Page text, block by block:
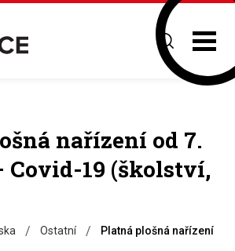
nařízení od 7.
Covid-19 (školství,
/ Ostatní / Platná plošná nařízení od